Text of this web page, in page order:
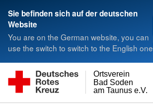
Sie befinden sich auf der deutschen
Website
You are on the German website, you can
use the switch to switch to the English one
am Taunus e.V.
Bad Soden
Ortsverein